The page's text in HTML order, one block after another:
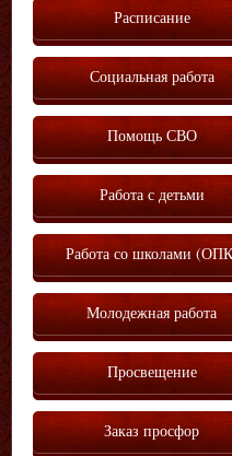
Расписание
Социальная работа
Помощь СВО
Работа с детьми
Работа со школами
Молодежная работа
Просвещение
Заказ просфор